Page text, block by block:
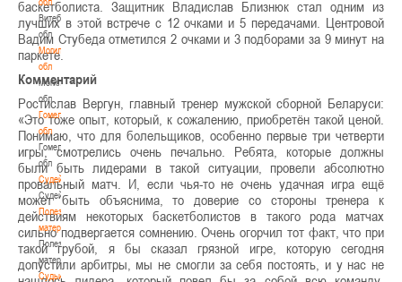
Витебская
обл
Могилевская
обл
Могилевская
обл
Гомельская
обл
Гомельская
обл
Судейство
Судейство
Полезные
материалы
Полезные
материалы
Судьи
баскетболиста. Защитник Владислав Близнюк стал одним из
лучших в этой встрече с 12 очками и 5 передачами. Центровой
Вадим Стубеда отметился 2 очками и 3 подборами за 9 минут на
паркете.
Комментарий
Ростислав Вергун, главный тренер мужской сборной Беларуси:
«Это тоже опыт, который, к сожалению, приобретён такой ценой.
Понимаю, что для болельщиков, особенно первые три четверти
игры, смотрелись очень печально. Ребята, которые должны
были быть лидерами в такой ситуации, провели абсолютно
провальный матч. И, если чья-то не очень удачная игра ещё
может быть объяснима, то доверие со стороны тренера к
действиям некоторых баскетболистов в такого рода матчах
сильно подвергается сомнению. Очень огорчил тот факт, что при
такой грубой, я бы сказал грязной игре, которую сегодня
допустили арбитры, мы не смогли за себя постоять, и у нас не